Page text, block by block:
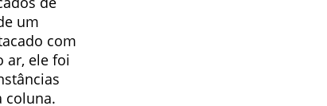
um
com
ar, ele foi
coluna.